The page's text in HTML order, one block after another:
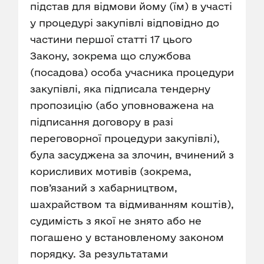
підстав для відмови йому (їм) в участі
у процедурі закупівлі відповідно до
частини першої статті 17 цього
Закону, зокрема що службова
(посадова) особа учасника процедури
закупівлі, яка підписала тендерну
пропозицію (або уповноважена на
підписання договору в разі
переговорної процедури закупівлі),
була засуджена за злочин, вчинений з
корисливих мотивів (зокрема,
пов’язаний з хабарництвом,
шахрайством та відмиванням коштів),
судимість з якої не знято або не
погашено у встановленому законом
порядку. За результатами